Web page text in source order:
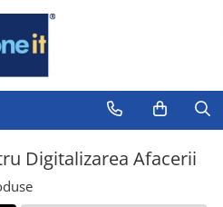
Digitalizarea Afacerii